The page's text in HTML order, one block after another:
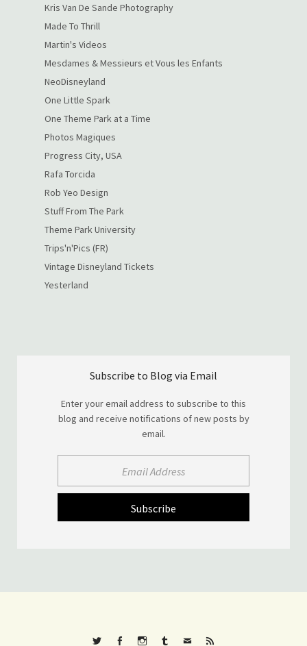
Kris Van De Sande Photography
Made To Thrill
Martin's Videos
Mesdames & Messieurs et Vous les Enfants
NeoDisneyland
One Little Spark
One Theme Park at a Time
Photos Magiques
Progress City, USA
Rafa Torcida
Rob Yeo Design
Stuff From The Park
Theme Park University
Trips'n'Pics (FR)
Vintage Disneyland Tickets
Yesterland
Subscribe to Blog via Email
Enter your email address to subscribe to this
blog and receive notifications of new posts by
email.